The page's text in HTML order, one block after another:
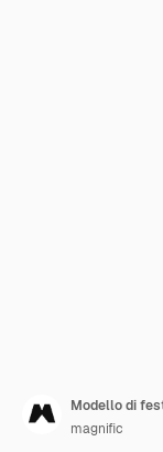
Modello di
magnific